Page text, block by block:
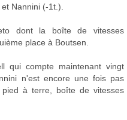
Nannini (-1t.).
dont la boîte de vitesses
place à Boutsen.
qui compte maintenant vingt
n'est encore une fois pas
à terre, boîte de vitesses